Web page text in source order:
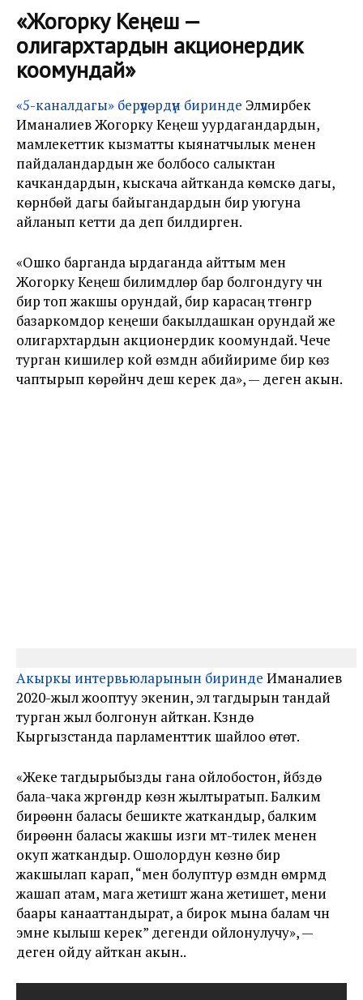
«Жогорку Кеңеш —
олигархтардын акционердик
коомундай»
«5-каналдагы» берүүлөрдүн биринде Элмирбек
Иманалиев Жогорку Кеңеш уурдагандардын,
мамлекеттик кызматты кыянатчылык менен
пайдаландардын же болбосо салыктан
качкандардын, кыскача айтканда көмүскө дагы,
көрүнбөй дагы байыгандардын бир уюгуна
айланып кетти да деп билдирген.
«Ошко барганда ырдаганда айттым мен
Жогорку Кеңеш билимдүүлөрү бар болгондугу үчүн
бир топ жакшы орундай, бир карасаң түгөнгүр
базаркомдор кеңеши бакылдашкан орундай же
олигархтардын акционердик коомундай. Чече
турган кишилер кой өзүмдүн абийириме бир көз
чаптырып көрөйүнчү деш керек да», — деген акын.
Акыркы интервьюларынын биринде Иманалиев
2020-жыл жооптуу экенин, эл тагдырын тандай
турган жыл болгонун айткан. Күзүндө
Кыргызстанда парламенттик шайлоо өтөт.
«Жеке тагдырыбызды гана ойлобостон, үйүбүздө
бала-чака жүргөндүр көзүн жылтыратып. Балким
бирөөнүн баласы бешикте жаткандыр, балким
бирөөнүн баласы жакшы изги үмүт-тилек менен
окуп жаткандыр. Ошолордун көзүнө бир
жакшылап карап, “мен болуптур өзүмдүн өмүрүмдү
жашап атам, мага жетиштүү жана жетишет, мени
баары канааттандырат, а бирок мына балам үчүн
эмне кылыш керек” дегенди ойлонулучу», —
деген ойду айткан акын..